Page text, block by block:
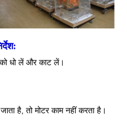
धो लें और काट लें।
है, तो मोटर काम नहीं करता है।